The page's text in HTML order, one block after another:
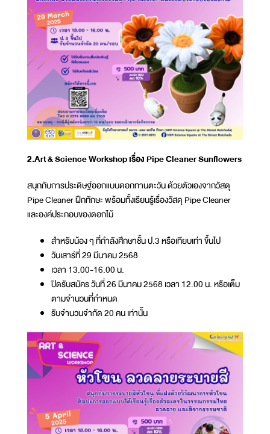
2.Art & Science Workshop เรื่อง Pipe Cleaner Sunflowers
สนุกกับการประดิษฐ์ออกแบบดอกทานตะวัน ด้วยตัวเองจากวัสดุ
Pipe Cleaner ฝึกทักษะ พร้อมทั้งเรียนรู้เรื่องวัสดุ Pipe Cleaner
และองค์ประกอบของดอกไม้
สำหรับน้อง ๆ ที่กำลังศึกษาชั้น ป.3 หรือเทียบเท่า ขึ้นไป
วันเสาร์ที่ 29 มีนาคม 2568
เวลา 13.00-16.00 น.
ปิดรับสมัคร วันที่ 26 มีนาคม 2568 เวลา 12.00 น. หรือเต็ม
ตามจำนวนที่กำหนด
รับจำนวนจำกัด 20 คน เท่านั้น